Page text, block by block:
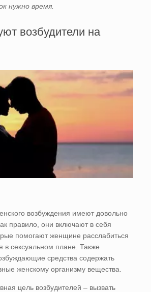
нужно время.
возбудители на
возбуждения имеют довольно
правило, они включают в себя
помогают женщине расслабиться
в сексуальном плане. Также
средства содержать
женскому организму вещества.
цель возбудителей – вызвать